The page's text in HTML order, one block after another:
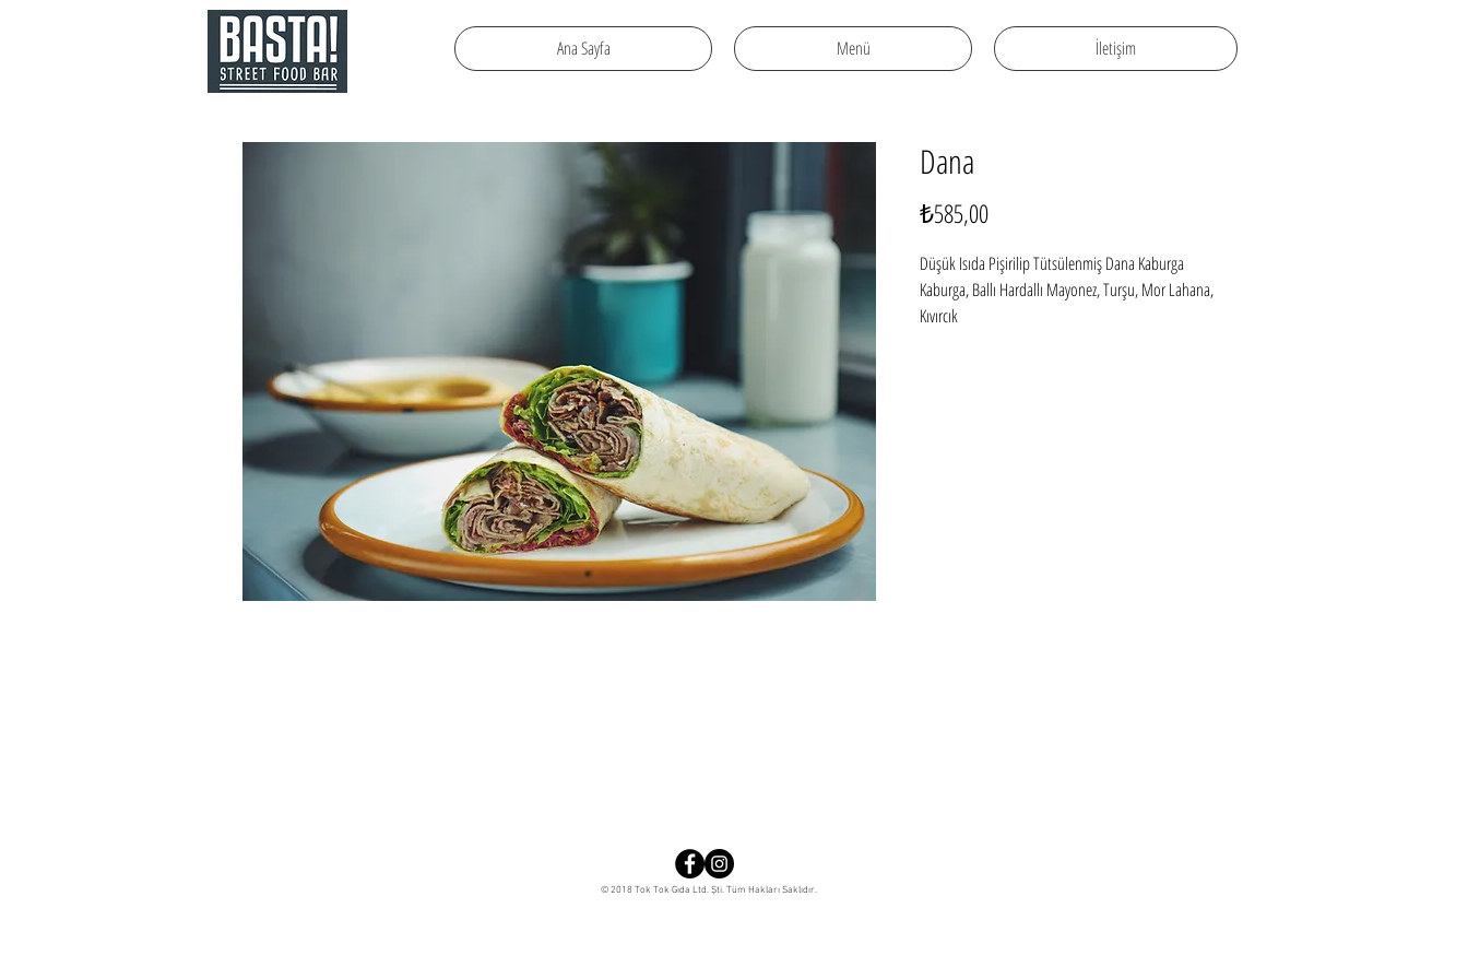
Ana Sayfa Menü İletişim
Dana
₺585,00Price
Düşük Isıda Pişirilip Tütsülenmiş Dana Kaburga
Kaburga, Ballı Hardallı Mayonez, Turşu, Mor Lahana,
Kıvırcık
© 2018 Tok Tok Gıda Ltd. Şti. Tüm Hakları Saklıdır.